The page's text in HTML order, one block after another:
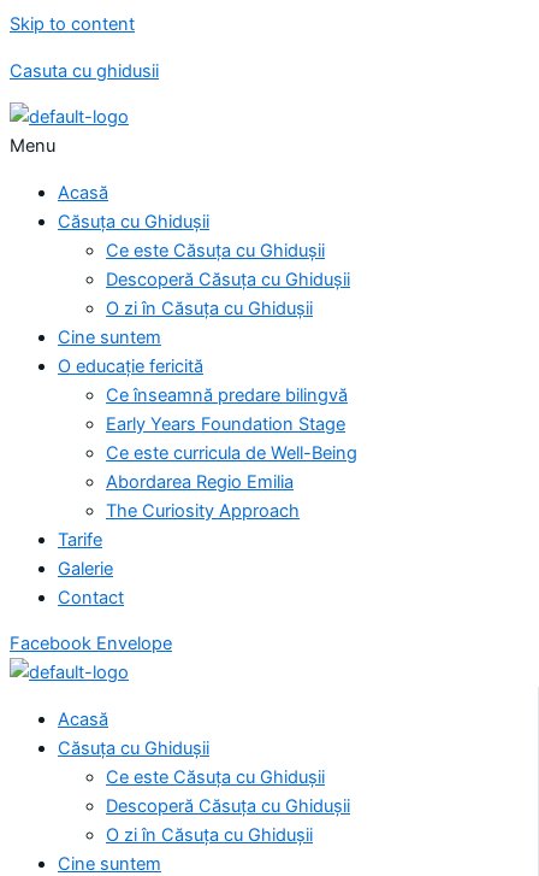
Skip to content
Casuta cu ghidusii
Menu
Acasă
Căsuța cu Ghidușii
Ce este Căsuța cu Ghidușii
Descoperă Căsuța cu Ghidușii
O zi în Căsuța cu Ghidușii
Cine suntem
O educație fericită
Ce înseamnă predare bilingvă
Early Years Foundation Stage
Ce este curricula de Well-Being
Abordarea Regio Emilia
The Curiosity Approach
Tarife
Galerie
Contact
Facebook Envelope
Acasă
Căsuța cu Ghidușii
Ce este Căsuța cu Ghidușii
Descoperă Căsuța cu Ghidușii
O zi în Căsuța cu Ghidușii
Cine suntem